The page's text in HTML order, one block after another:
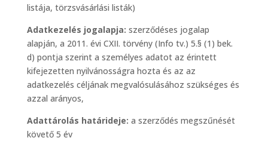
listája, törzsvásárlási listák)
Adatkezelés jogalapja: szerződéses jogalap
alapján, a 2011. évi CXII. törvény (Info tv.) 5.§ (1) bek.
d) pontja szerint a személyes adatot az érintett
kifejezetten nyilvánosságra hozta és az az
adatkezelés céljának megvalósulásához szükséges és
azzal arányos,
Adattárolás határideje: a szerződés megszűnését
követő 5 év